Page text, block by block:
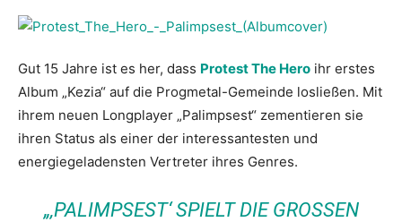
Gut 15 Jahre ist es her, dass Protest The Hero ihr erstes
Album „Kezia“ auf die Progmetal-Gemeinde losließen. Mit
ihrem neuen Longplayer „Palimpsest“ zementieren sie
ihren Status als einer der interessantesten und
energiegeladensten Vertreter ihres Genres.
„‚PALIMPSEST‘ SPIELT DIE GROSSEN S